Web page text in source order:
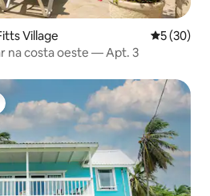
Village
5 (30)
na costa oeste — Apt. 3